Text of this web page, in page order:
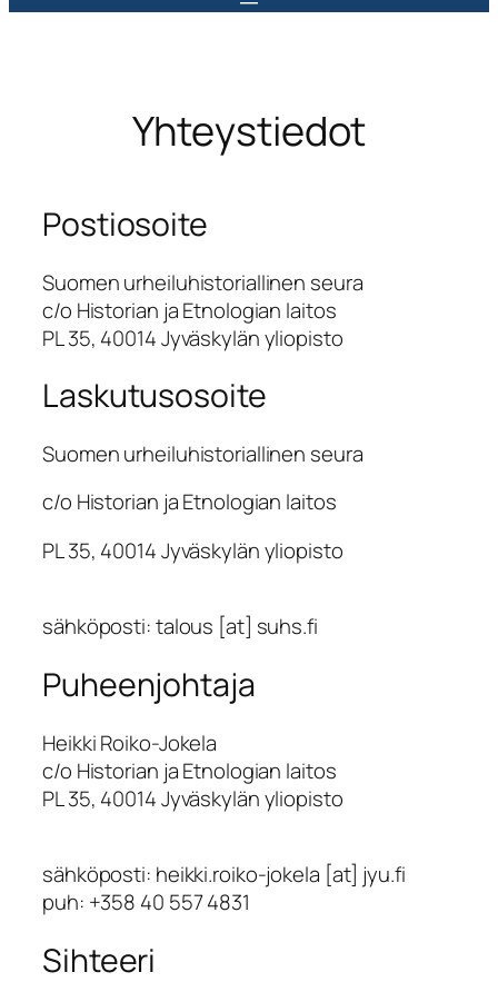
Yhteystiedot
Postiosoite
Suomen urheiluhistoriallinen seura
c/o Historian ja Etnologian laitos
PL 35, 40014 Jyväskylän yliopisto
Laskutusosoite
Suomen urheiluhistoriallinen seura
c/o Historian ja Etnologian laitos
PL 35, 40014 Jyväskylän yliopisto
sähköposti: talous [at] suhs.fi
Puheenjohtaja
Heikki Roiko-Jokela
c/o Historian ja Etnologian laitos
PL 35, 40014 Jyväskylän yliopisto
sähköposti: heikki.roiko-jokela [at] jyu.fi
puh: +358 40 557 4831
Sihteeri